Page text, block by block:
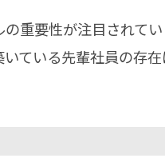
重要性が注目されて
ている先輩社員の存